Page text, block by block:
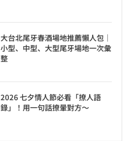
大台北尾牙春酒場地推薦懶人包｜
小型、中型、大型尾牙場地一次彙
整
2026 七夕情人節必看「撩人語
錄」！用一句話撩暈對方～